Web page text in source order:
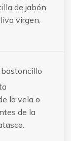
de jabón
virgen,
bastoncillo
la vela o
de la